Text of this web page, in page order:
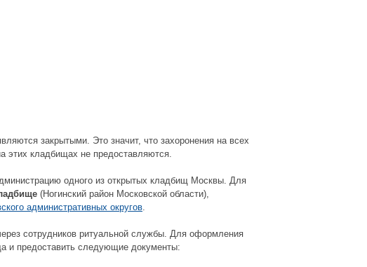
закрытыми. Это значит, что захоронения на всех
этих кладбищах не предоставляются.
одного из открытых кладбищ Москвы. Для
(Ногинский район Московской области),
административных округов
сотрудников ритуальной службы. Для оформления
и предоставить следующие документы: